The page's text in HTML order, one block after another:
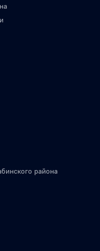
района